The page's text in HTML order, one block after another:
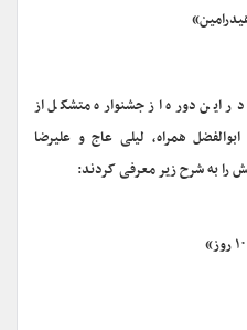
این دوره از جشنواره متشکل از
همراه، لیلی عاج و علیرضا
را به شرح زیر معرفی کردند: